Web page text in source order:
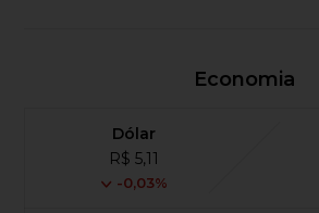
Economia
Dólar
R$ 5,11
-0,03%